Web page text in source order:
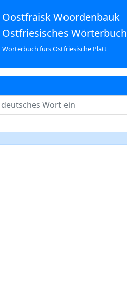
Oostfräisk Woordenbauk
Ostfriesisches Wörterbuch
Wörterbuch fürs Ostfriesische Platt